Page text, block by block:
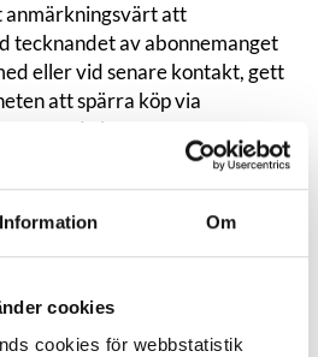
Information Om
cookies
cookies för webbstatistik
anmärkningsvärt att
tecknandet av abonnemanget
eller vid senare kontakt, gett
att spärra köp via
menade konsumenten att
skulle öka upp den surfmängd
Konsumenten ansåg att det
att skicka sms till minderåriga
uppmärksammas på att
görs.